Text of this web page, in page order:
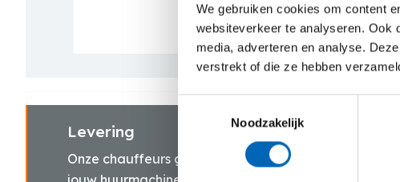
We gebruiken cookies om content
websiteverkeer te analyseren. Ook
media, adverteren en analyse.
verstrekt of die ze hebben
Toestemmingsselectie
Noodzakelijk
Levering
Onze chauffeurs gaan snel en zorgvuldig te werk bij